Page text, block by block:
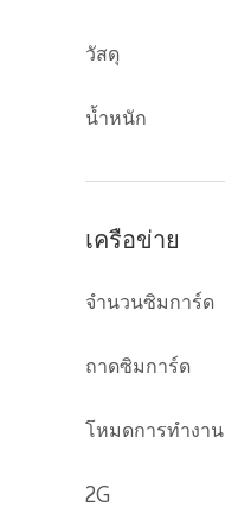
วัสดุ
น้ำหนัก
เครือข่าย
จำนวนซิมการ์ด
ถาดซิมการ์ด
โหมดการทำงาน
2G